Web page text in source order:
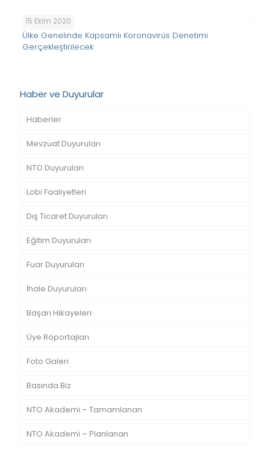
15 Ekim 2020
Ülke Genelinde Kapsamlı Koronavirüs Denetimi
Gerçekleştirilecek
Haber ve Duyurular
Haberler
Mevzuat Duyuruları
NTO Duyuruları
Lobi Faaliyetleri
Dış Ticaret Duyuruları
Eğitim Duyuruları
Fuar Duyuruları
İhale Duyuruları
Başarı Hikayeleri
Üye Röportajları
Foto Galeri
Basında Biz
NTO Akademi – Tamamlanan
NTO Akademi – Planlanan